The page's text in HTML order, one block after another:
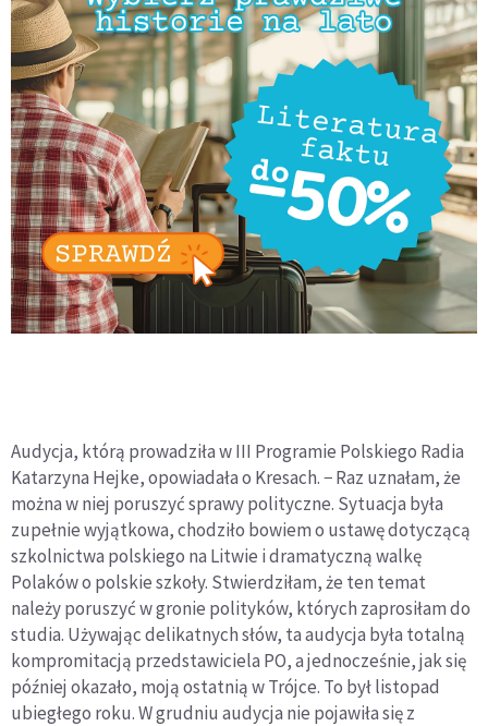
Audycja, którą prowadziła w III Programie Polskiego Radia
Katarzyna Hejke, opowiadała o Kresach. − Raz uznałam, że
można w niej poruszyć sprawy polityczne. Sytuacja była
zupełnie wyjątkowa, chodziło bowiem o ustawę dotyczącą
szkolnictwa polskiego na Litwie i dramatyczną walkę
Polaków o polskie szkoły. Stwierdziłam, że ten temat
należy poruszyć w gronie polityków, których zaprosiłam do
studia. Używając delikatnych słów, ta audycja była totalną
kompromitacją przedstawiciela PO, a jednocześnie, jak się
później okazało, moją ostatnią w Trójce. To był listopad
ubiegłego roku. W grudniu audycja nie pojawiła się z